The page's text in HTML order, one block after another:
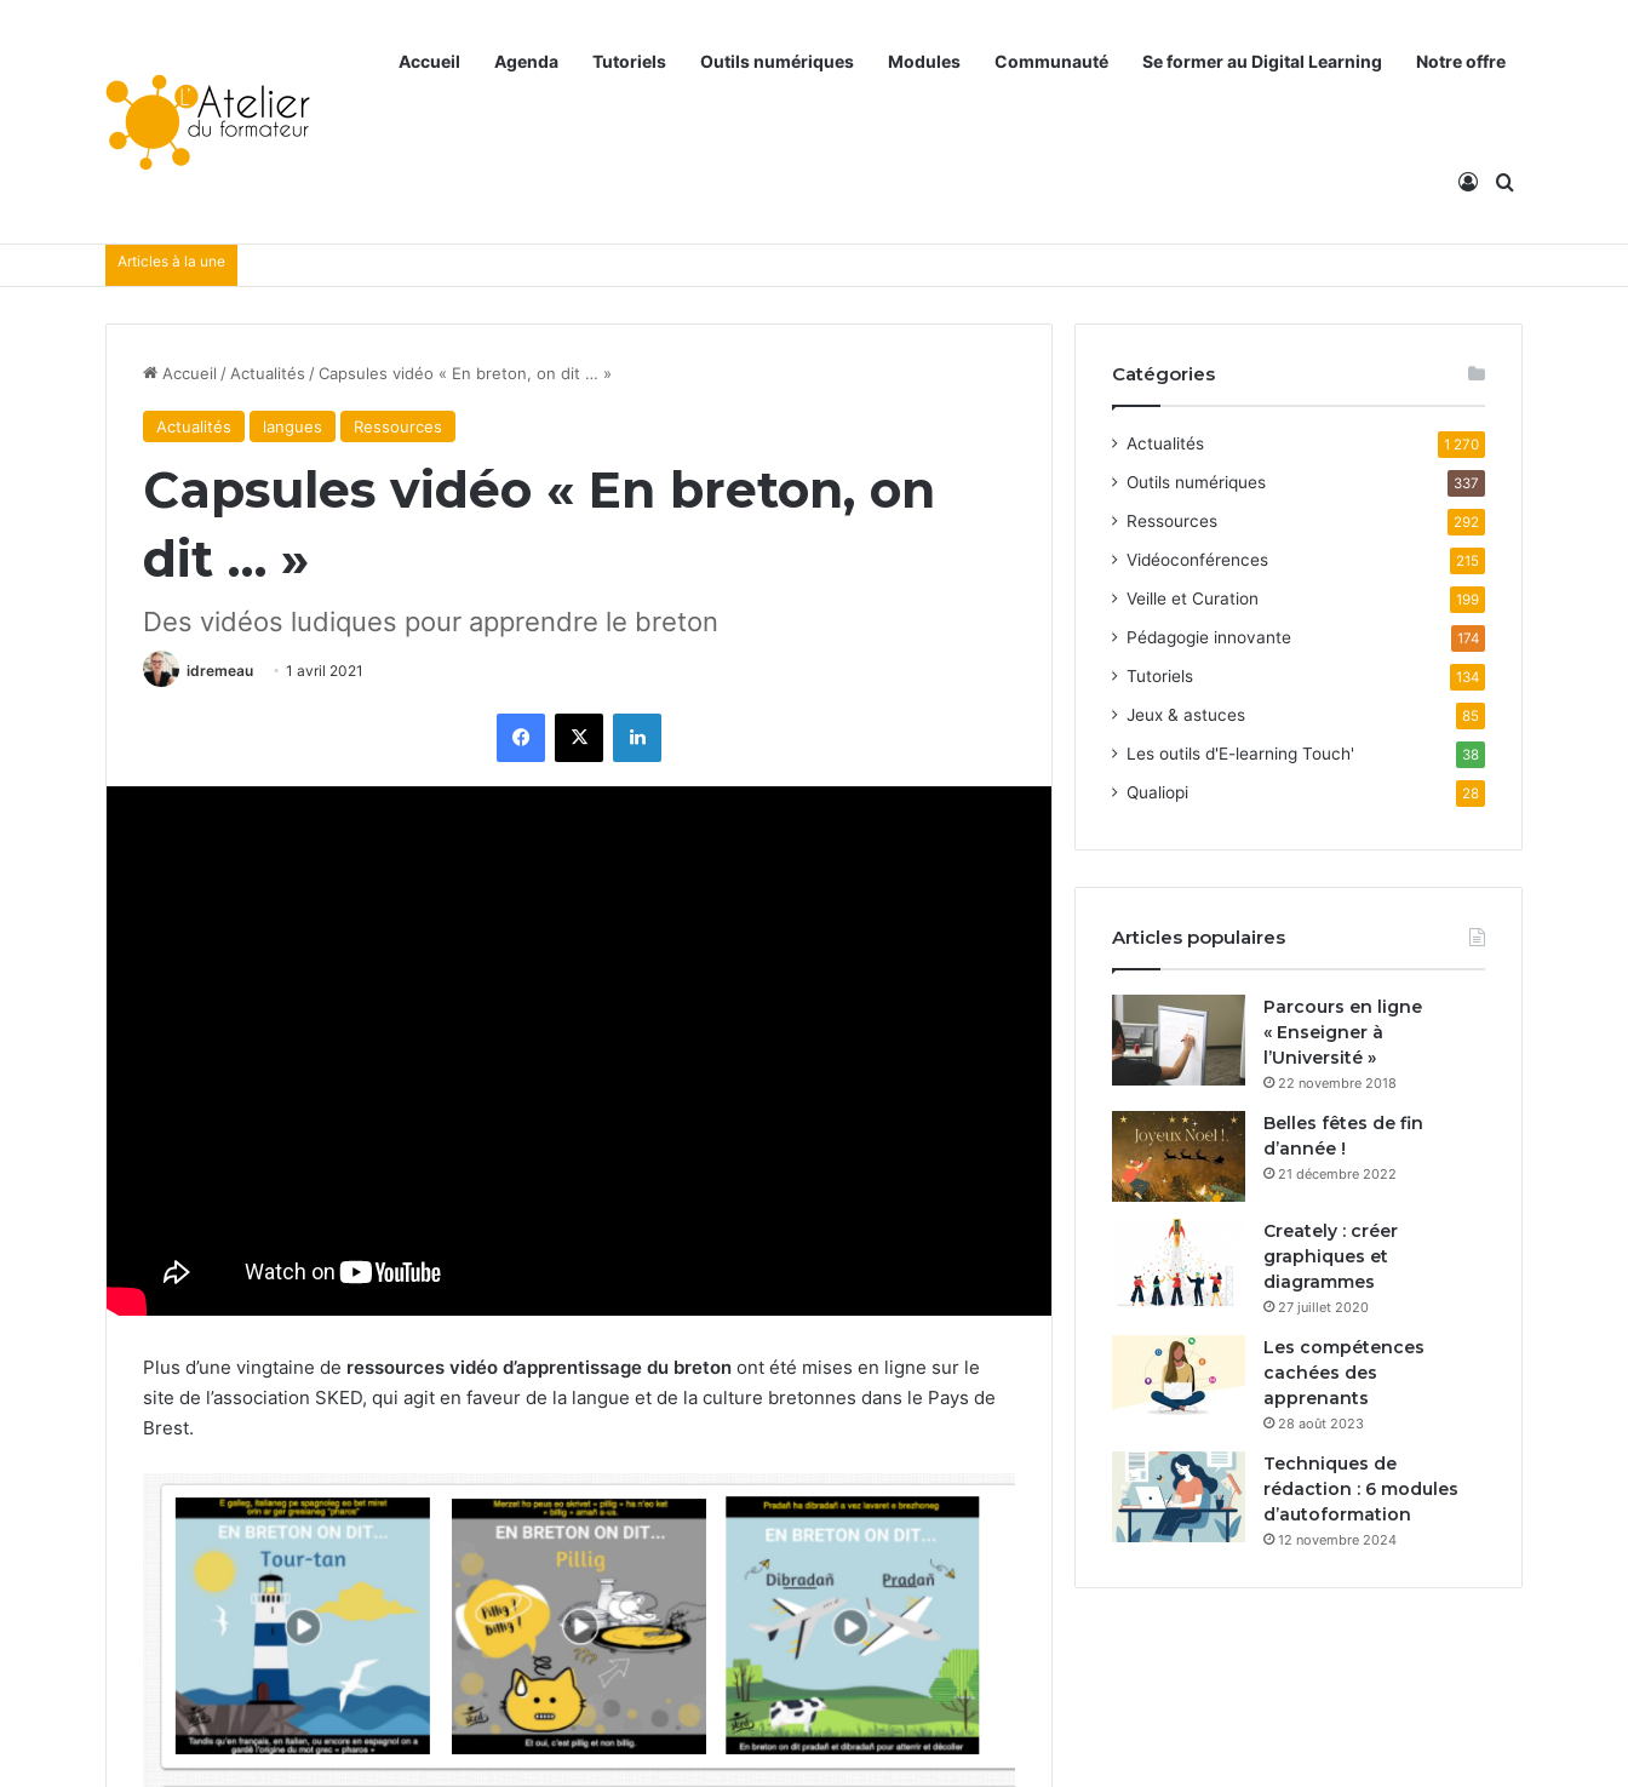
Accueil Agenda Tutoriels Outils numériques Modules Communauté Se former au Digital Learning Notre offre
Connexion
Rechercher
Articles à la une
Accueil / Actualités /Capsules vidéo « En breton, on dit … »
Actualités langues Ressources
Capsules vidéo « En breton, on
dit … »
Des vidéos ludiques pour apprendre le breton
idremeau 1 avril 2021
Facebook
X Linkedin
Plus d’une vingtaine de ressources vidéo d’apprentissage du breton ont été mises en ligne sur le
site de l’association SKED, qui agit en faveur de la langue et de la culture bretonnes dans le Pays de
Brest.
Catégories
Actualités 1 270
Outils numériques 337
Ressources 292
Vidéoconférences 215
Veille et Curation 199
Pédagogie innovante 174
Tutoriels 134
Jeux & astuces 85
Les outils d'E-learning Touch' 38
Qualiopi 28
Articles populaires
Parcours en ligne
« Enseigner à
l’Université »
22 novembre 2018
Belles fêtes de fin
d’année !
21 décembre 2022
Creately : créer
graphiques et
diagrammes
27 juillet 2020
Les compétences
cachées des
apprenants
28 août 2023
Techniques de
rédaction : 6 modules
d’autoformation
12 novembre 2024